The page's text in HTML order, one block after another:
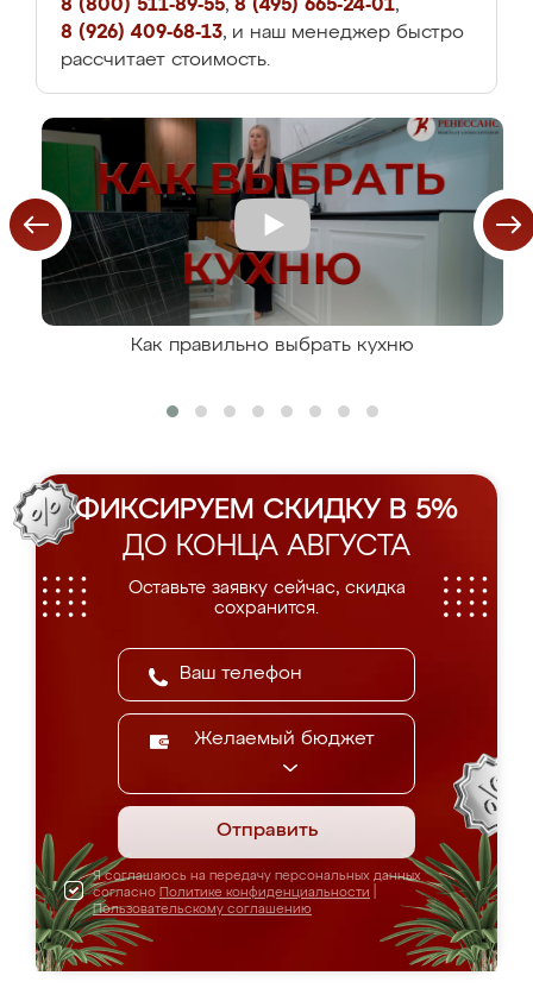
8 (800) 511-89-55, 8 (495) 665-24-01,
8 (926) 409-68-13, и наш менеджер быстро
рассчитает стоимость.
Как правильно выбрать кухню
ФИКСИРУЕМ СКИДКУ В 5%
ДО КОНЦА АВГУСТА
Оставьте заявку сейчас, скидка
сохранится.
Желаемый бюджет
Отправить
Я соглашаюсь на передачу персональных данных
согласно Политике конфиденциальности
Пользовательскому соглашению